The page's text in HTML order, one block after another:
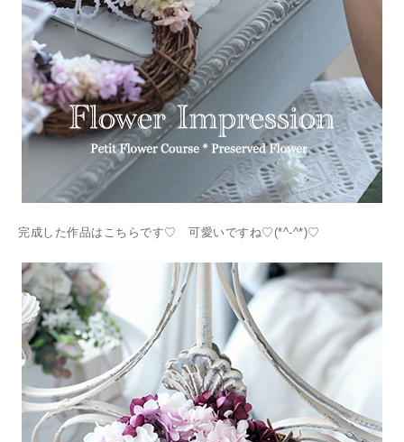
完成した作品はこちらです♡ 可愛いですね♡(*^-^*)♡